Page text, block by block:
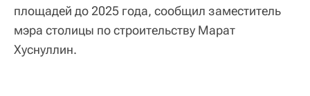
площадей до 2025 года, сообщил заместитель
мэра столицы по строительству Марат
Хуснуллин.